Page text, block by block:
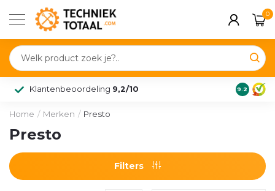
0
Klantenbeoordeling 9,2/10 9.2
Home / Merken / Presto
Presto
Filters